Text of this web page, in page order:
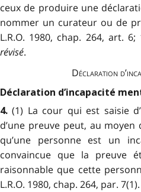
ceux de produire une
nommer un curateur ou de
L.R.O. 1980, chap. 264, art.
révisé.
Déclaration
Déclaration d’incapacité
4.(1) La cour qui est saisie
d’une preuve peut, au moyen
qu’une personne est un
convaincue que la preuve
raisonnable que cette
L.R.O. 1980, chap. 264, par. 7(1).